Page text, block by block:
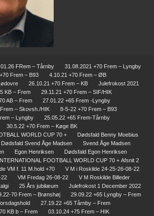
FRem – Tårnby
31.08.2021 +70 Frem – Lyngby
Frem – B93
4.10.21 +70 Frem – ØB
26.10.21 +70 Frem – KB
Julefrokost 2021
KB – Frem
29.11.21 +70 Frem – SIF/HIK
AB – Frem
27.01.22 +65 Frem -Lyngby
– Skovsh./HIK
8-5-22 +70 Frem – B93
– Lyngby
25.05.22 +65 Frem-Tårnby
30.5.22 +70 Frem – Køge BK
WORLD CUP 70 +
Dødsfald Benny Moebius
Dødsfald Svend Åge Madsen
Svend Åge Madsen
Egon Henriksen
Dødsfald Egon Henriksen
FOOTBALL WORLD CUP 70 + Afsnit 2
VM f. 11 M.hold +70
V M i Roskilde 24-25-26-08-22
VM Fredag 26-08-22
V M Roskilde Billeder
25 Års jubilæum
Julefrokost 1 December 2022
70 Frem – Brønshøj
29.09.22 +65 Lyngby – Frem
27.19.22 +65 Tårnby – Frem
KB b – Frem
03.10.24 +75 Frem – HIK